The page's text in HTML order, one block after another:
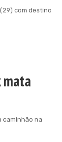
com destino
mata
caminhão na